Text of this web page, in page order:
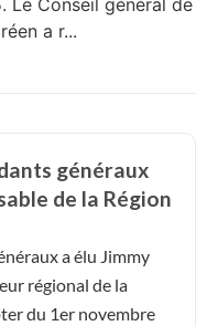
Le Conseil général de
a r...
généraux
de la Région
a élu Jimmy
régional de la
du 1er novembre